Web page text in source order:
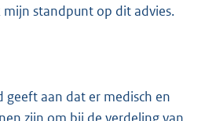
standpunt op dit advies.
geeft aan dat er medisch en
zijn om bij de verdeling van